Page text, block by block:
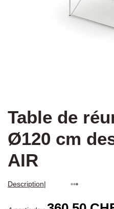
Table de
Ø120 cm
AIR
Description|